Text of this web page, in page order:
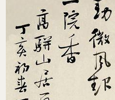
字体下载
Ai矢量
P图宝
安全网站